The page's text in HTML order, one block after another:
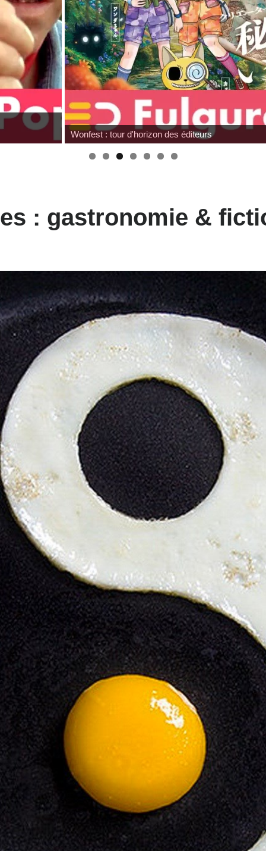
Wonfest : tour d'horizon des éditeurs
: gastronomie &